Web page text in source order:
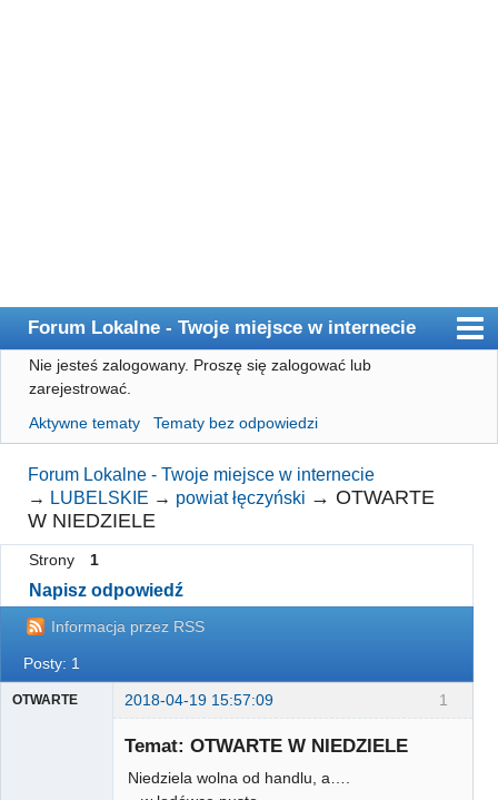
Forum Lokalne - Twoje miejsce w internecie
Główna
Użytkownicy
Rejestracja
Nie jesteś zalogowany. Proszę się zalogować lub
zarejestrować.
Aktywne tematy
Tematy bez odpowiedzi
Forum Lokalne - Twoje miejsce w internecie
→ LUBELSKIE → powiat łęczyński →OTWARTE
W NIEDZIELE
Strony 1
Napisz odpowiedź
Informacja przez RSS
Posty: 1
1
OTWARTE 2018-04-19 15:57:09
Temat: OTWARTE W NIEDZIELE
Niedziela wolna od handlu, a….